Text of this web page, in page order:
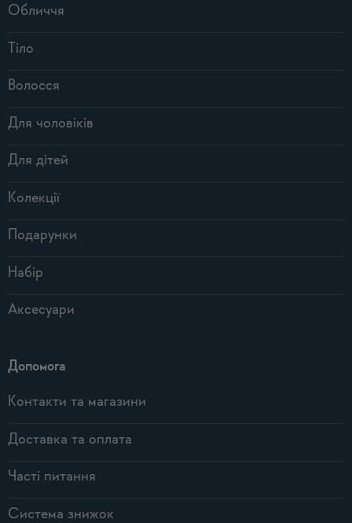
Обличчя
Тіло
Волосся
Для чоловіків
Для дітей
Колекції
Подарунки
Набір
Аксесуари
Допомога
Контакти та магазини
Доставка та оплата
Часті питання
Система знижок